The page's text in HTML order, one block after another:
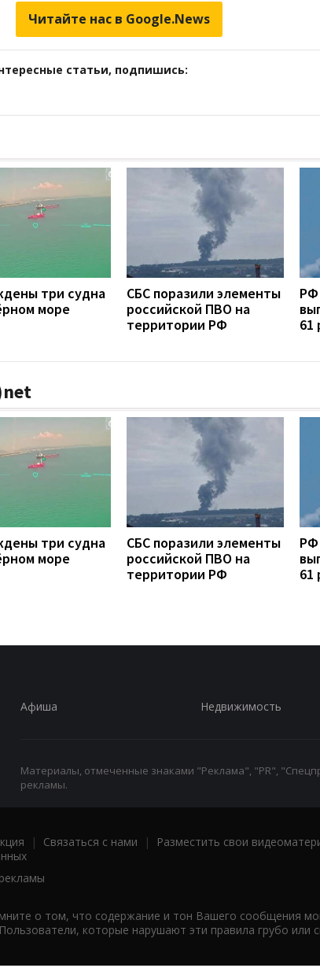
Читайте нас в Google.News
статьи, подпишись:
три судна
море
СБС поразили элементы
российской ПВО на
территории РФ
РФ
61
три судна
море
СБС поразили элементы
российской ПВО на
территории РФ
РФ
61
Афиша Недвижимость
Материалы, отмеченные знаками "Реклама", "PR",
рекламы.
| Связаться с нами | Разместить свои
о том, что содержание и тон Вашего сообщения
которые нарушают эти правила грубо или